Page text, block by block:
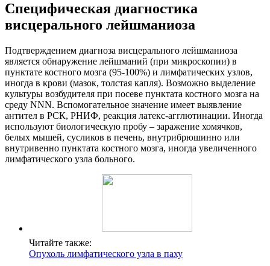
Специфическая диагностика
висцерального лейшманиоза
Подтверждением диагноза висцерального лейшманиоза
является обнаружение лейшманий (при микроскопии) в
пунктате костного мозга (95-100%) и лимфатических узлов,
иногда в крови (мазок, толстая капля). Возможно выделение
культуры возбудителя при посеве пунктата костного мозга на
среду NNN. Вспомогательное значение имеет выявление
антител в РСК, РНИФ, реакция латекс-агглютинации. Иногда
используют биологическую пробу – заражение хомячков,
белых мышей, сусликов в печень, внутрибрюшинно или
внутривенно пунктата костного мозга, иногда увеличенного
лимфатического узла больного.
Читайте также:
Опухоль лимфатического узла в паху